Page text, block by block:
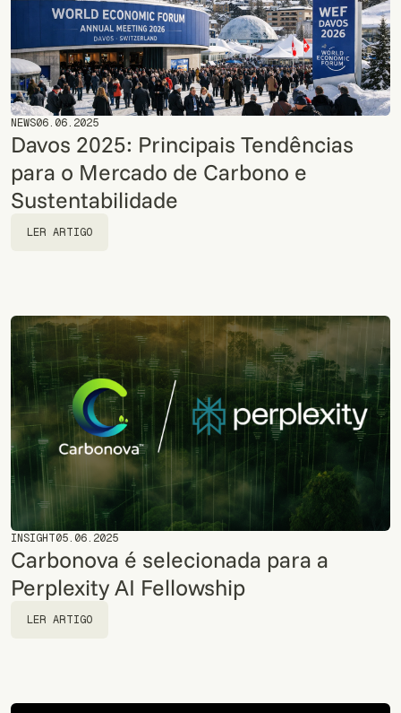
NEWS06.06.2025
Davos 2025: Principais Tendências
para o Mercado de Carbono e
Sustentabilidade
LER ARTIGO
INSIGHT05.06.2025
Carbonova é selecionada para a
Perplexity AI Fellowship
LER ARTIGO